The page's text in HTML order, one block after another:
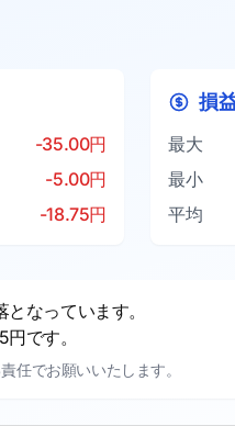
-35.00円
-5.00円
-18.75円
損
最大
最小
平均
なっています。
です。
任でお願いいたします。